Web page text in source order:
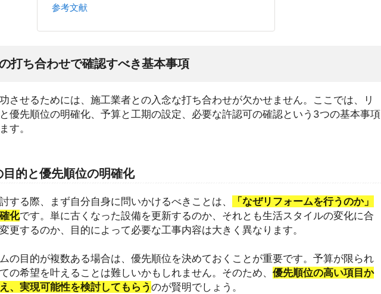
参考文献
打ち合わせで確認すべき基本事項
させるためには、施工業者との入念な打ち合わせが欠かせません。ここでは、リ
優先順位の明確化、予算と工期の設定、必要な許認可の確認という3つの基本事項
す。
目的と優先順位の明確化
する際、まず自分自身に問いかけるべきことは、
「なぜリフォームを行うのか」
化です。単に古くなった設備を更新するのか、それとも生活スタイルの変化に合
更するのか、目的によって必要な工事内容は大きく異なります。
の目的が複数ある場合は、優先順位を決めておくことが重要です。予算が限られ
の希望を叶えることは難しいかもしれません。そのため、 優先順位の高い項目か
、実現可能性を検討してもらうのが賢明でしょう。